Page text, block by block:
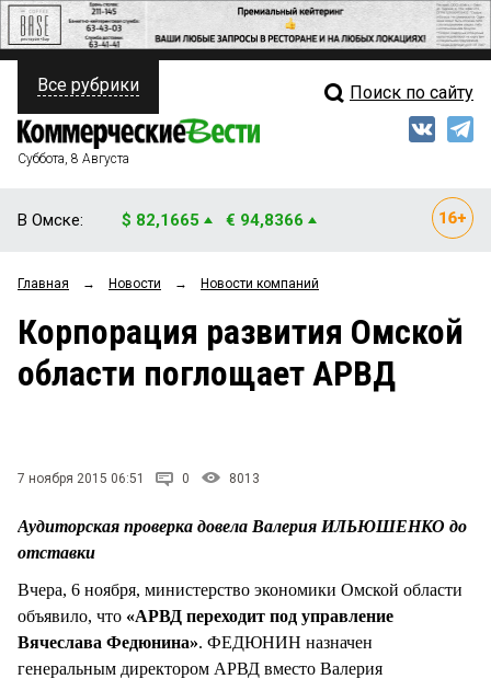
ПОЛИТИКА
ФИНАНСЫ
ОБЩЕСТВО
ЗАКОН
НОВОСТИ КОМПАНИЙ
СТИЛЬ ЖИЗНИ
Свежий выпуск
Мнения
Рейтинги
Блоги
Все рубрики Поиск по сайту
Суббота, 8 Августа
В Омске: $ 82,1665 € 94,8366
Главная → Новости → Новости компаний
Корпорация развития Омской
области поглощает АРВД
7 ноября 2015 06:51 0 8013
Аудиторская проверка довела Валерия ИЛЬЮШЕНКО до
отставки
Вчера, 6 ноября, министерство экономики Омской области
объявило, что «АРВД переходит под управление
Вячеслава Федюнина». ФЕДЮНИН назначен
генеральным директором АРВД вместо Валерия